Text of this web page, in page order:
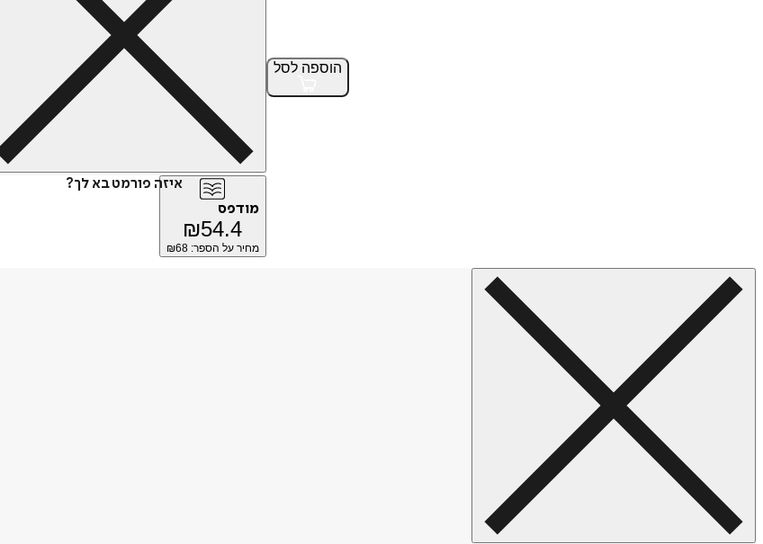
הוספה לסל
איזה פורמט בא לך?
מודפס
₪54.4
מחיר על הספר: ₪68